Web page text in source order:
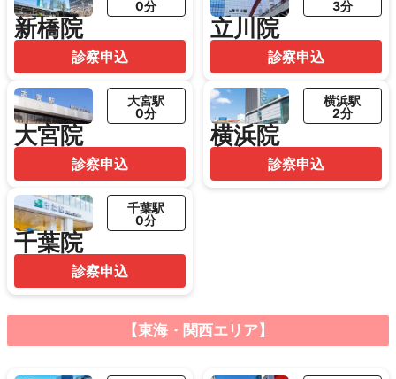
新橋院
0分
診察申込
立川院
3分
診察申込
大宮院
大宮駅
0分
診察申込
横浜院
横浜駅
2分
診察申込
千葉院
千葉駅
0分
診察申込
【東海・関西エリア】